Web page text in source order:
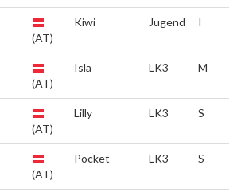
(AT)
Kiwi Jugend I
(AT)
Isla LK3 M
(AT)
Lilly LK3 S
(AT)
Pocket LK3 S